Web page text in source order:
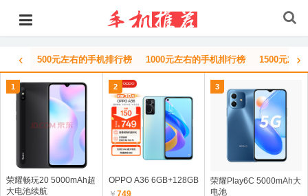
‹ 500元左右的手机排行榜 1000元左右的手机排行榜 1500元左›
1
荣耀畅玩20 5000mAh超
大电池续航
2
OPPO A36 6GB+128GB
￥ 749
3
荣耀Play6C 5000mAh大
电池